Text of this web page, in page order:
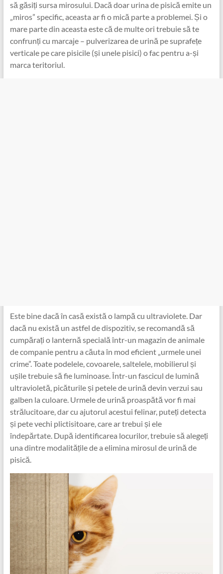
să găsiți sursa mirosului. Dacă doar urina de pisică emite un
„miros” specific, aceasta ar fi o mică parte a problemei. Și o
mare parte din aceasta este că de multe ori trebuie să te
confrunți cu marcaje – pulverizarea de urină pe suprafețe
verticale pe care pisicile (și unele pisici) o fac pentru a-și
marca teritoriul.
Este bine dacă în casă există o lampă cu ultraviolete. Dar
dacă nu există un astfel de dispozitiv, se recomandă să
cumpărați o lanternă specială într-un magazin de animale
de companie pentru a căuta în mod eficient „urmele unei
crime”. Toate podelele, covoarele, saltelele, mobilierul și
ușile trebuie să fie luminoase. Într-un fascicul de lumină
ultravioletă, picăturile și petele de urină devin verzui sau
galben la culoare. Urmele de urină proaspătă vor fi mai
strălucitoare, dar cu ajutorul acestui felinar, puteți detecta
și pete vechi plictisitoare, care ar trebui și ele
îndepărtate. După identificarea locurilor, trebuie să alegeți
una dintre modalitățile de a elimina mirosul de urină de
pisică.